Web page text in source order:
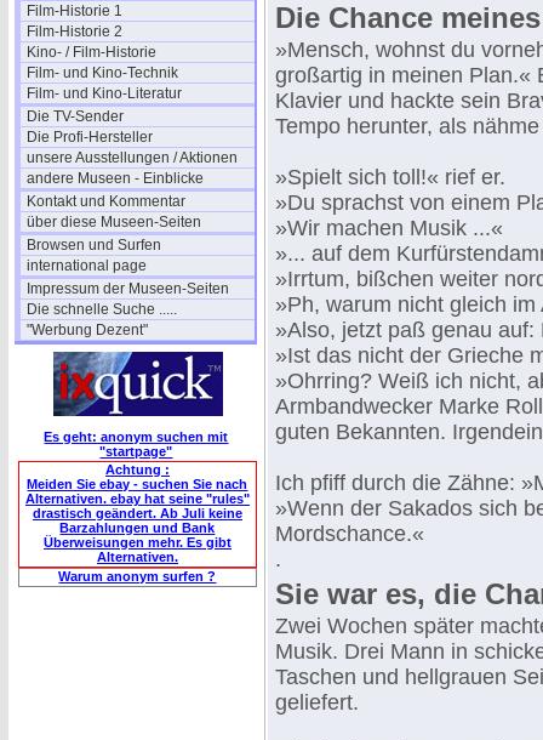
Film-Historie 1
Film-Historie 2
Kino- / Film-Historie
Film- und Kino-Technik
Film- und Kino-Literatur
Die TV-Sender
Die Profi-Hersteller
unsere Ausstellungen / Aktionen
andere Museen - Einblicke
Kontakt und Kommentar
über diese Museen-Seiten
Browsen und Surfen
international page
Impressum der Museen-Seiten
Die schnelle Suche .....
"Werbung Dezent"
Es geht: anonym suchen mit
"startpage"
Achtung :
Meiden Sie ebay - suchen Sie nach
Alternativen. ebay hat seine "rules"
drastisch geändert. Ab Juli keine
Barzahlungen und Bank
Überweisungen mehr. Es gibt
Alternativen.
Warum anonym surfen ?
Die Chance
»Mensch, wohnst du
großartig in meinen Plan.«
Klavier und hackte sein
Tempo herunter, als
»Spielt sich toll!« rief er.
»Du sprachst von einem
»Wir machen Musik ...«
»... auf dem
»Irrtum, bißchen weiter
»Ph, warum nicht gleich im
»Also, jetzt paß genau
»Ist das nicht der Grieche
»Ohrring? Weiß ich nicht,
Armbandwecker Marke
guten Bekannten.
Ich pfiff durch die Zähne:
»Wenn der Sakados sich
Mordschance.«
.
Sie war es, die
Zwei Wochen später
Musik. Drei Mann in
Taschen und hellgrauen
geliefert.